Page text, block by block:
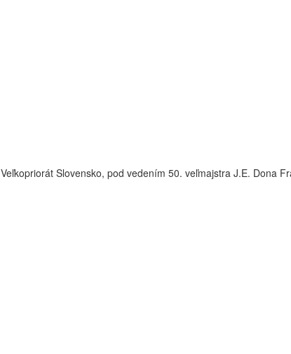
Slovensko, pod vedením 50. veľmajstra J.E. Dona